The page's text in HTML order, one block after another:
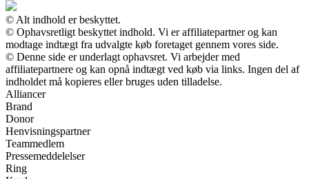
© Alt indhold er beskyttet.
© Ophavsretligt beskyttet indhold. Vi er affiliatepartner og kan
modtage indtægt fra udvalgte køb foretaget gennem vores side.
© Denne side er underlagt ophavsret. Vi arbejder med
affiliatepartnere og kan opnå indtægt ved køb via links. Ingen del af
indholdet må kopieres eller bruges uden tilladelse.
Alliancer
Brand
Donor
Henvisningspartner
Teammedlem
Pressemeddelelser
Ring